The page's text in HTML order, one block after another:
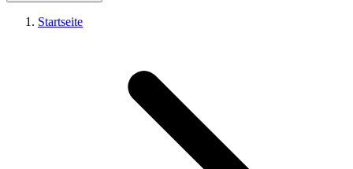
Startseite